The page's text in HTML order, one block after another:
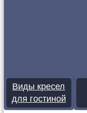
Виды кресел
для гостиной